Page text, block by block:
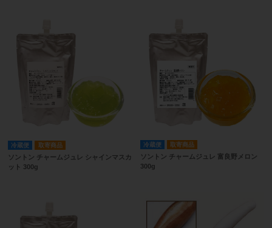
冷蔵便 取寄商品
ソントン チャームジュレ シャインマスカ
ット 300g
冷蔵便 取寄商品
ソントン チャームジュレ 富良野メロン
300g